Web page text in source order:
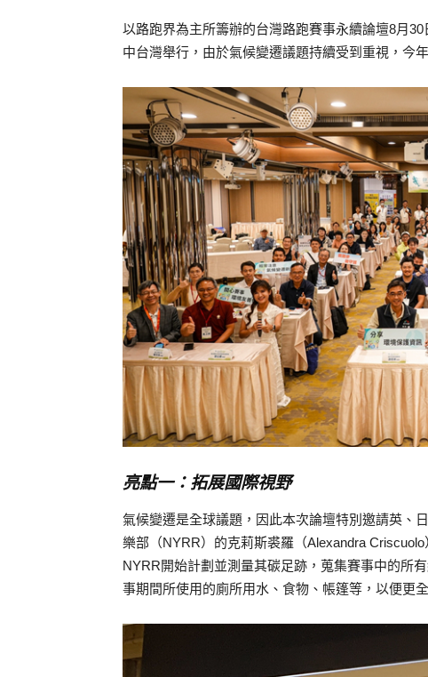
以路跑界為主所籌辦的台灣路跑賽事永續論壇8月
中台灣舉行，由於氣候變遷議題持續受到重視，今
亮點一：拓展國際視野
氣候變遷是全球議題，因此本次論壇特別邀請英、
樂部（NYRR）的克莉斯裘羅（Alexandra
NYRR開始計劃並測量其碳足跡，蒐集賽事中的所
事期間所使用的廁所用水、食物、帳篷等，以便更